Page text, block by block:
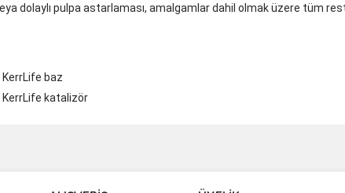
dolaylı pulpa astarlaması, amalgamlar dahil olmak üzere tüm
baz
KerrLife katalizör